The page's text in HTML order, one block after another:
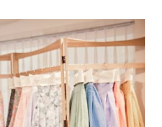
백준 테크니션입니다. 저희는
있어요. 앙코르의 창립자는 재개
구한 전미영 대표인데요. 종로와
섭외해 함께 작업장을 시작하
스승님께서 적극적으로 추천
구조에 대한 이해가 빠르고 세